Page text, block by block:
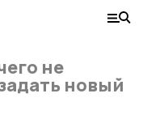
не
новый